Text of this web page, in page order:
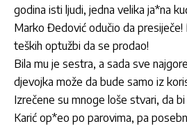
godina isti ljudi, jedna velika ja*na
Marko Đedović odučio da
teških optužbi da se prodao!
Bila mu je sestra, a sada sve
djevojka može da bude samo iz
Izrečene su mnoge loše stvari, da
Karić op*eo po parovima, pa